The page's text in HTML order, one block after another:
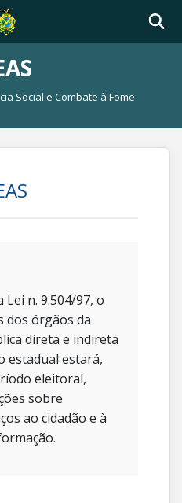
Social e Combate à Fome
n. 9.504/97, o
dos órgãos da
direta e indireta
estadual estará,
eleitoral,
sobre
ao cidadão e à